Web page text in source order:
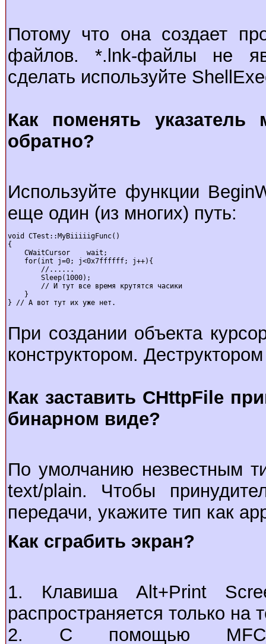
Потому что она создает
файлов. *.lnk-файлы не
сделать используйте
Как поменять
обратно?
Используйте функции
еще один (из многих) путь:
void CTest::MyBiiiiigFunc()
{
    CWaitCursor    wait;
    for(int j=0; j<0x7ffffff; j++){
        //......
        Sleep(1000);
        // И тут все время крутятся часики
    }
} // А вот тут их уже нет.
При создании объекта
конструктором.
Как заставить CHttpFile
бинарном виде?
По умолчанию незвестным
text/plain. Чтобы
передачи, укажите тип как
Как сграбить экран?
1. Клавиша Alt+Print
распространяется только на
2. С помощью MFC